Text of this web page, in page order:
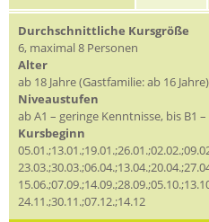
Durchschnittliche Kursgröße
6, maximal 8 Personen
Alter
ab 18 Jahre (Gastfamilie: ab 16 Jahre)
Niveaustufen
ab A1 – geringe Kenntnisse, bis B1
Kursbeginn
24.11.;30.11.;07.12.;14.12